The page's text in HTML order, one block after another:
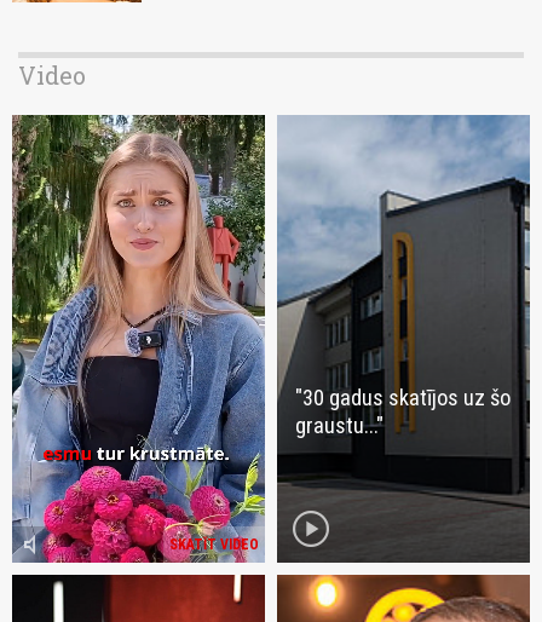
Video
SKATĪT VIDEO
volume_mute
"30 gadus skatījos uz šo
graustu..."
play_circle